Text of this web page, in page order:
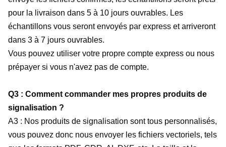
pour la livraison dans 5 à 10 jours ouvrables. Les
échantillons vous seront envoyés par express et arriveront
dans 3 à 7 jours ouvrables.
Vous pouvez utiliser votre propre compte express ou nous
prépayer si vous n'avez pas de compte.
Q3 : Comment commander mes propres produits de
signalisation ?
A3 : Nos produits de signalisation sont tous personnalisés,
vous pouvez donc nous envoyer les fichiers vectoriels, tels